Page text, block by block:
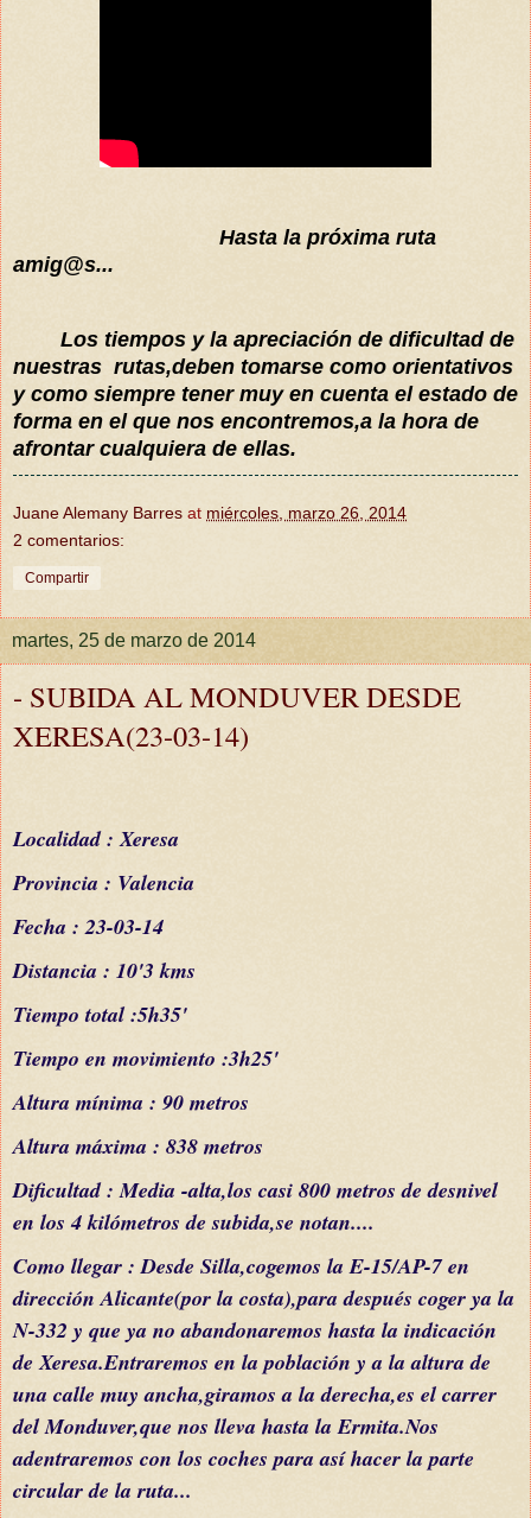
Hasta la próxima ruta
amig@s...
Los tiempos y la apreciación de dificultad de
nuestras rutas,deben tomarse como orientativos
y como siempre tener muy en cuenta el estado de
forma en el que nos encontremos,a la hora de
afrontar cualquiera de ellas.
Juane Alemany Barres at miércoles, marzo 26, 2014
2 comentarios:
Compartir
martes, 25 de marzo de 2014
- SUBIDA AL MONDUVER DESDE
XERESA(23-03-14)
Localidad : Xeresa
Provincia : Valencia
Fecha : 23-03-14
Distancia : 10'3 kms
Tiempo total :5h35'
Tiempo en movimiento :3h25'
Altura mínima : 90 metros
Altura máxima : 838 metros
Dificultad : Media -alta,los casi 800 metros de desnivel
en los 4kilómetros de subida,se notan....
Como llegar : Desde Silla,cogemos la E-15/AP-7 en
dirección Alicante(por la costa),paradespués coger ya la
N-332 y que ya no abandonaremos hasta la indicación
de Xeresa.Entraremos en la población y a la altura de
una calle muy ancha,giramos a la derecha,es el carrer
del Monduver,que nos lleva hasta la Ermita.Nos
adentraremos con los coches paraasíhacer la parte
circular de la ruta...